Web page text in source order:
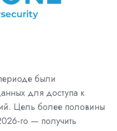
были
для доступа к
Цель более половины
го — получить